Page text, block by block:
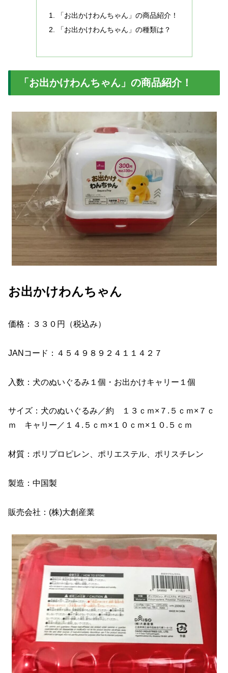
「お出かけわんちゃん」の商品紹介！
「お出かけわんちゃん」の種類は？
「お出かけわんちゃん」の商品紹介！
お出かけわんちゃん
価格：３３０円（税込み）
JANコード：４５４９８９２４１１４２７
入数：犬のぬいぐるみ１個・お出かけキャリー１個
サイズ：犬のぬいぐるみ／約 １３ｃｍ×７.５ｃｍ×７ｃ
ｍ キャリー／１４.５ｃｍ×１０ｃｍ×１０.５ｃｍ
材質：ポリプロピレン、ポリエステル、ポリスチレン
製造：中国製
販売会社：(株)大創産業